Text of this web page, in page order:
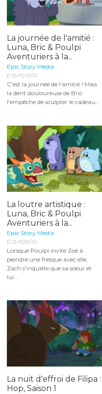
La journée de l'amitié :
Luna, Bric & Poulpi
Aventuriers à la...
Epic Story Media
ESM190FR
C'est la journée de l'amitié ! Mais
la dent douloureuse de Bric
l'empêche de sculpter le cadeau...
La loutre artistique :
Luna, Bric & Poulpi
Aventuriers à la...
Epic Story Media
ESM198FR
Lorsque Poulpi invite Zoé à
peindre une fresque avec elle,
Zach s'inquiète que sa soeur et
lui...
La nuit d'effroi de Filipa :
Hop, Saison 1